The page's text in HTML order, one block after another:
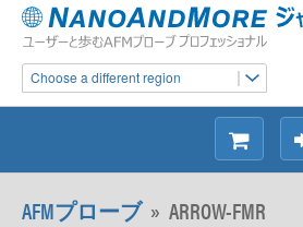
Choose a different region
シ
ョ
ッ
AFMプローブ» ARROW-FMR